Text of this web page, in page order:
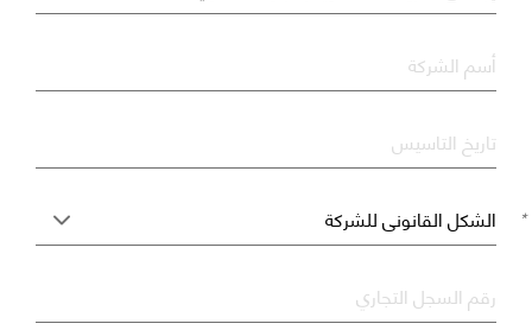
أسم الشركة
تاريخ التاسيس
*
رقم السجل التجاري